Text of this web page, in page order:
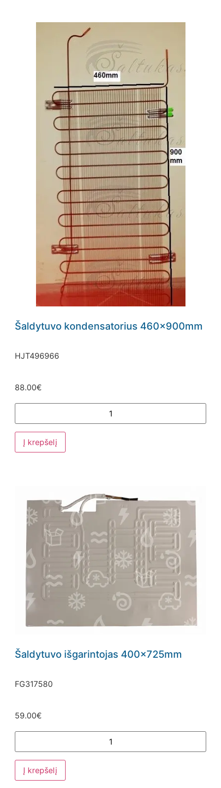
Šaldytuvo kondensatorius 460x900mm
HJT496966
88.00€
Į krepšelį
Šaldytuvo išgarintojas 400x725mm
FG317580
59.00€
Į krepšelį